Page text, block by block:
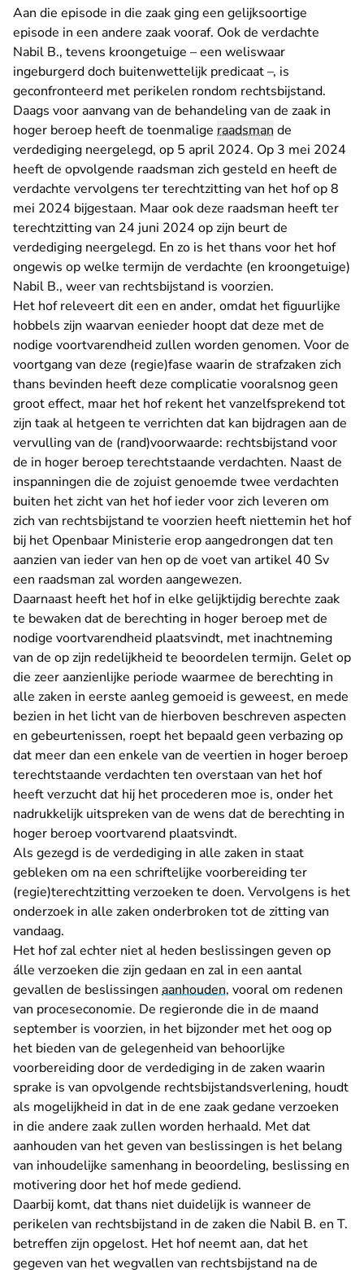
Aan die episode in die zaak ging een gelijksoortige
episode in een andere zaak vooraf. Ook de verdachte
Nabil B., tevens kroongetuige – een weliswaar
ingeburgerd doch buitenwettelijk predicaat –, is
geconfronteerd met perikelen rondom rechtsbijstand.
Daags voor aanvang van de behandeling van de zaak in
hoger beroep heeft de toenmalige raadsman de
verdediging neergelegd, op 5 april 2024. Op 3 mei 2024
heeft de opvolgende raadsman zich gesteld en heeft de
verdachte vervolgens ter terechtzitting van het hof op 8
mei 2024 bijgestaan. Maar ook deze raadsman heeft ter
terechtzitting van 24 juni 2024 op zijn beurt de
verdediging neergelegd. En zo is het thans voor het hof
ongewis op welke termijn de verdachte (en kroongetuige)
Nabil B., weer van rechtsbijstand is voorzien.
Het hof releveert dit een en ander, omdat het figuurlijke
hobbels zijn waarvan eenieder hoopt dat deze met de
nodige voortvarendheid zullen worden genomen. Voor de
voortgang van deze (regie)fase waarin de strafzaken zich
thans bevinden heeft deze complicatie vooralsnog geen
groot effect, maar het hof rekent het vanzelfsprekend tot
zijn taak al hetgeen te verrichten dat kan bijdragen aan de
vervulling van de (rand)voorwaarde: rechtsbijstand voor
de in hoger beroep terechtstaande verdachten. Naast de
inspanningen die de zojuist genoemde twee verdachten
buiten het zicht van het hof ieder voor zich leveren om
zich van rechtsbijstand te voorzien heeft niettemin het hof
bij het Openbaar Ministerie erop aangedrongen dat ten
aanzien van ieder van hen op de voet van artikel 40 Sv
een raadsman zal worden aangewezen.
Daarnaast heeft het hof in elke gelijktijdig berechte zaak
te bewaken dat de berechting in hoger beroep met de
nodige voortvarendheid plaatsvindt, met inachtneming
van de op zijn redelijkheid te beoordelen termijn. Gelet op
die zeer aanzienlijke periode waarmee de berechting in
alle zaken in eerste aanleg gemoeid is geweest, en mede
bezien in het licht van de hierboven beschreven aspecten
en gebeurtenissen, roept het bepaald geen verbazing op
dat meer dan een enkele van de veertien in hoger beroep
terechtstaande verdachten ten overstaan van het hof
heeft verzucht dat hij het procederen moe is, onder het
nadrukkelijk uitspreken van de wens dat de berechting in
hoger beroep voortvarend plaatsvindt.
Als gezegd is de verdediging in alle zaken in staat
gebleken om na een schriftelijke voorbereiding ter
(regie)terechtzitting verzoeken te doen. Vervolgens is het
onderzoek in alle zaken onderbroken tot de zitting van
vandaag.
Het hof zal echter niet al heden beslissingen geven op
álle verzoeken die zijn gedaan en zal in een aantal
gevallen de beslissingen aanhouden, vooral om redenen
van proceseconomie. De regieronde die in de maand
september is voorzien, in het bijzonder met het oog op
het bieden van de gelegenheid van behoorlijke
voorbereiding door de verdediging in de zaken waarin
sprake is van opvolgende rechtsbijstandsverlening, houdt
als mogelijkheid in dat in de ene zaak gedane verzoeken
in die andere zaak zullen worden herhaald. Met dat
aanhouden van het geven van beslissingen is het belang
van inhoudelijke samenhang in beoordeling, beslissing en
motivering door het hof mede gediend.
Daarbij komt, dat thans niet duidelijk is wanneer de
perikelen van rechtsbijstand in de zaken die Nabil B. en T.
betreffen zijn opgelost. Het hof neemt aan, dat het
gegeven van het wegvallen van rechtsbijstand na de